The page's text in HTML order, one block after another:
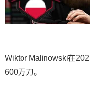
Wiktor Malinowski在
600万刀。